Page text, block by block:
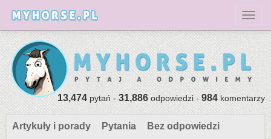
13,474pytań -31,886odpowiedzi -984komentarzy
Artykuły i porady Pytania Bez odpowiedzi